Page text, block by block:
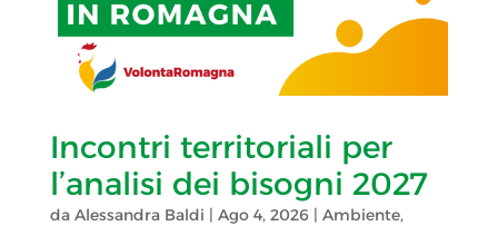
Incontri territoriali per
l’analisi dei bisogni 2027
da Alessandra Baldi | Ago 4, 2026| Ambiente,